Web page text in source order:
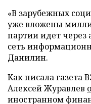
«В зарубежных
уже вложены
партии идет через
сеть
Данилин.
Как писала газета
Алексей Журавлев
иностранном